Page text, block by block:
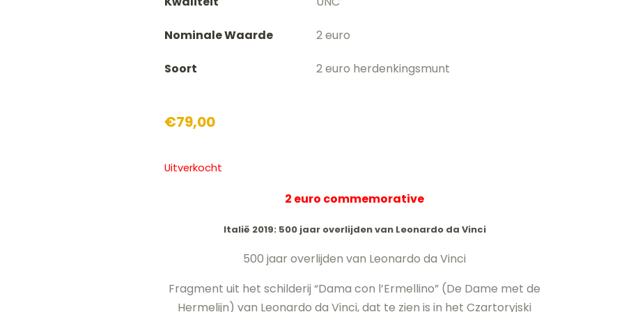
Nominale Waarde 2 euro
Soort 2 euro herdenkingsmunt
€79,00
Uitverkocht
2 euro commemorative
Italië 2019: 500 jaar overlijden van Leonardo da Vinci
500 jaar overlijden van Leonardo da Vinci
Fragment uit het schilderij “Dama con l’Ermellino” (De Dame met de
Hermelijn) van Leonardo da Vinci, dat te zien is in het Czartoryjski